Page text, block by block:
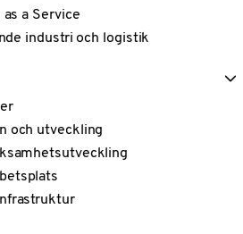
a Service
industri och logistik
och utveckling